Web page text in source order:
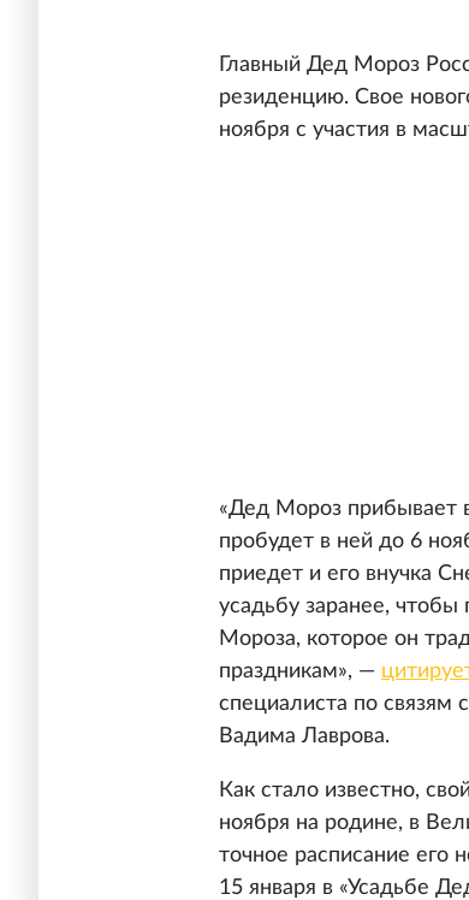
Главный Дед Мороз
резиденцию. Свое
ноября с участия в
«Дед Мороз прибывает
пробудет в ней до 6
приедет и его внучка
усадьбу заранее,
Мороза, которое он
праздникам», —
специалиста по связям
Вадима Лаврова.
Как стало известно,
ноября на родине, в
точное расписание его
15 января в «Усадьбе